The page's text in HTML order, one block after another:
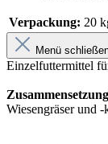
Verpackung: 20
Menü
Einzelfuttermittel
Zusammensetzung
Wiesengräser und